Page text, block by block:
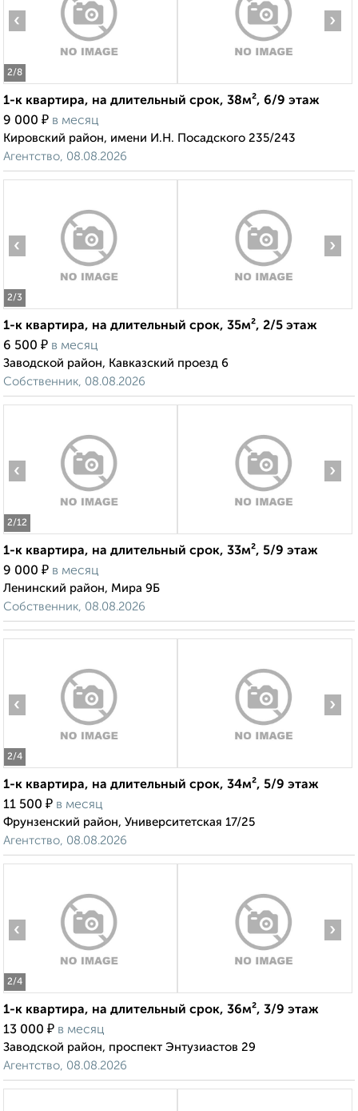
2/8
‹ ›
1-к квартира, на длительный срок, 38м², 6/9 этаж
9 000 ₽ в месяц
Кировский район, имени И.Н. Посадского 235/243
Агентство, 08.08.2026
2/3
‹ ›
1-к квартира, на длительный срок, 35м², 2/5 этаж
6 500 ₽ в месяц
Заводской район, Кавказский проезд 6
Собственник, 08.08.2026
2/12
‹
1-к квартира, на длительный срок, 33м², 5/9 этаж
9 000₽ в месяц
Ленинский район, Мира 9Б
‹ ›
1-к квартира, на длительный срок, 34м², 5/9 этаж
11 500₽ в месяц
Фрунзенский район, Университетская 17/25
Агентство, 08.08.2026
‹
1-к квартира, на длительный срок, 36м², 3/9 этаж
13 000₽ в месяц
Заводской район, проспект Энтузиастов 29
Агентство, 08.08.2026